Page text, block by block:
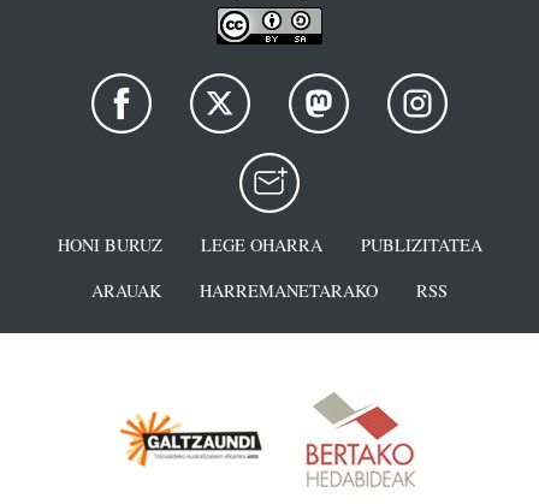
HONI BURUZ LEGE OHARRA
PUBLIZITATEA
ARAUAK
HARREMANETARAKO RSS